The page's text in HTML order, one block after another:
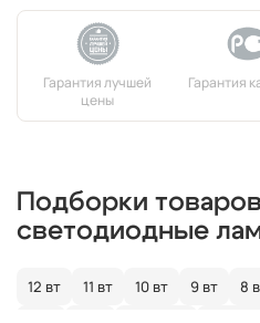
Подборки
светодиодные
12 вт 11 вт 10 вт 9 вт 8